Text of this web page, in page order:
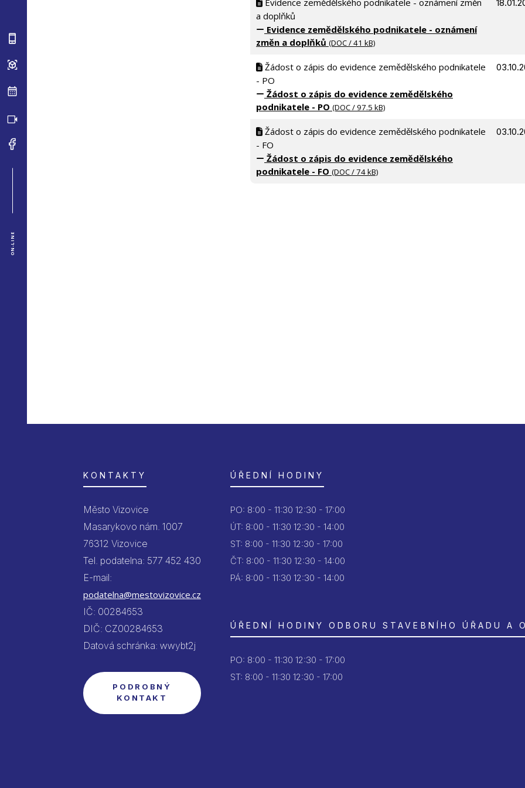
ON-LINE
a doplňků
Evidence zemědělského podnikatele - oznámení
změn a doplňků (DOC / 41 kB)
Žádost o zápis do evidence zemědělského podnikatele
- PO
Žádost o zápis do evidence zemědělského
podnikatele - PO (DOC / 97.5 kB)
Žádost o zápis do evidence zemědělského podnikatele
- FO
Žádost o zápis do evidence zemědělského
podnikatele - FO (DOC / 74 kB)
KONTAKTY
Město Vizovice
Masarykovo nám. 1007
76312 Vizovice
Tel. podatelna: 577 452 430
E-mail:
podatelna@mestovizovice.cz
IČ: 00284653
DIČ: CZ00284653
Datová schránka: wwybt2j
PODROBNÝ
KONTAKT
ÚŘEDNÍ HODINY
PO: 8:00 - 11:30 12:30 - 17:00
ÚT: 8:00 - 11:30 12:30 - 14:00
ST: 8:00 - 11:30 12:30 - 17:00
ČT: 8:00 - 11:30 12:30 - 14:00
PÁ: 8:00 - 11:30 12:30 - 14:00
ÚŘEDNÍ HODINY ODBORU STAVEBNÍHO ÚŘADU A
PO: 8:00 - 11:30 12:30 - 17:00
ST: 8:00 - 11:30 12:30 - 17:00